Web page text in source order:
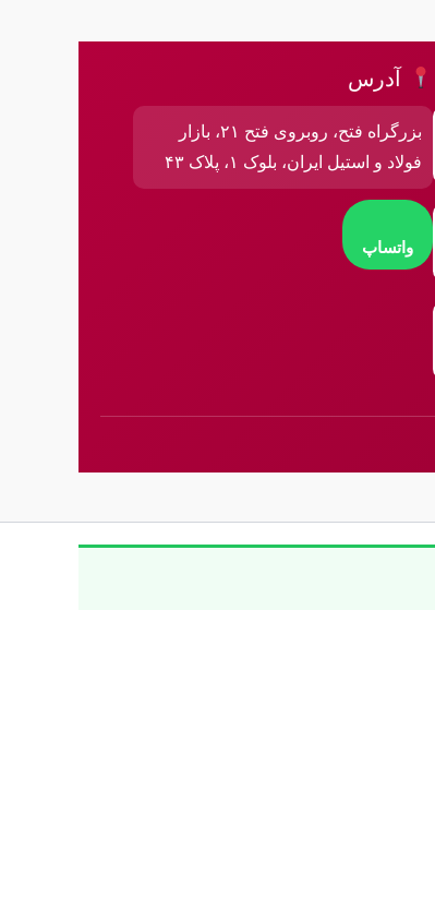
آدرس
بزرگراه فتح، روبروی فتح ۲۱، بازار
فولاد و استیل ایران، بلوک ۱، پلاک ۴۳
واتساپ